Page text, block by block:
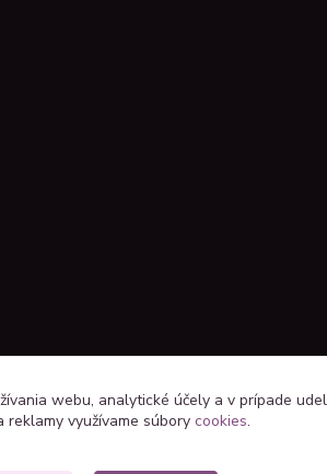
webu, analytické účely a v prípade
reklamy využívame súbory cookies.